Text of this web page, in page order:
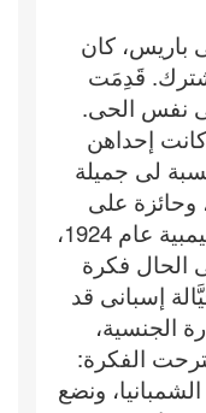
باريس، كان
قَدِمَت
نفس الحى.
إحداهن
لى جميلة
وحائزة على
ميدالية برونزية فى الدورة الأوليمبية عام 1924،
الحال فكرة
إسبانى قد
الجنسية،
الفكرة:
ونضع